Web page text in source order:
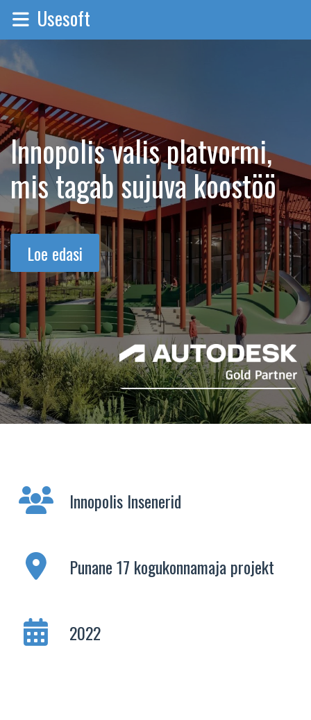
Usesoft
Innopolis valis platvormi,
mis tagab sujuva koostöö
Loe edasi
Innopolis Insenerid
Punane 17 kogukonnamaja projekt
2022